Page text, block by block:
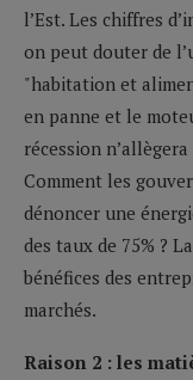
l’Est. Les chiffres
on peut douter de
"habitation et
en panne et le
récession
Comment les
dénoncer une
des taux de 75% ?
bénéfices des
marchés.
Raison 2 : les